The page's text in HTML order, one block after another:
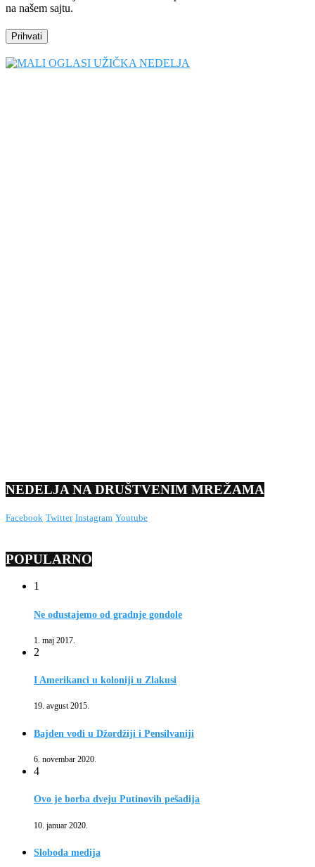
na našem sajtu.
NEDELJA NA DRUŠTVENIM MREŽAMA
Facebook Twitter Instagram Youtube
POPULARNO
1
Ne odustajemo od gradnje gondole
1. maj 2017.
2
I Amerikanci u koloniji u Zlakusi
19. avgust 2015.
Bajden vodi u Džordžiji i Pensilvaniji
6. novembar 2020.
4
Ovo je borba dveju Putinovih pešadija
10. januar 2020.
Sloboda medija